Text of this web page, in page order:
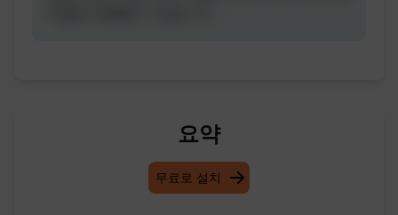
요약
무료로 설치